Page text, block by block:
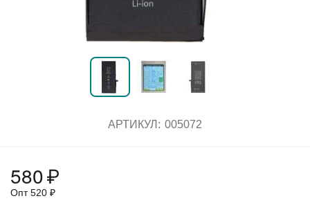
АРТИКУЛ: 005072
580₽
Опт520 ₽